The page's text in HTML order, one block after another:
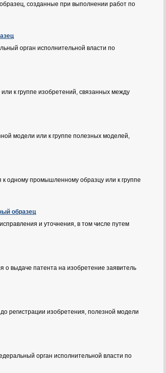
созданные при выполнении работ по
орган исполнительной власти по
к группе изобретений, связанных между
модели или к группе полезных моделей,
одному промышленному образцу или к группе
образец
и уточнения, в том числе путем
о выдаче патента на изобретение заявитель
регистрации изобретения, полезной модели
орган исполнительной власти по